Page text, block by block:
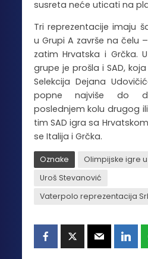
susreta neće uticati na
Tri reprezentacije imaju
u Grupi A završe na čelu
zatim Hrvatska i Grčka.
grupe je prošla i SAD,
Selekcija Dejana
popne najviše do
poslednjem kolu drugog
tim SAD igra sa
se Italija i Grčka.
Oznake
Olimpijske igre
Uroš Stevanović
Vaterpolo reprezentacija